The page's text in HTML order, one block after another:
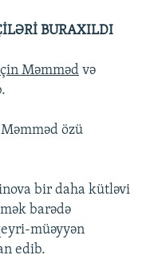
BURAXILDI
Məmməd və
özü
bir daha kütləvi
barədə
müəyyən
edib.